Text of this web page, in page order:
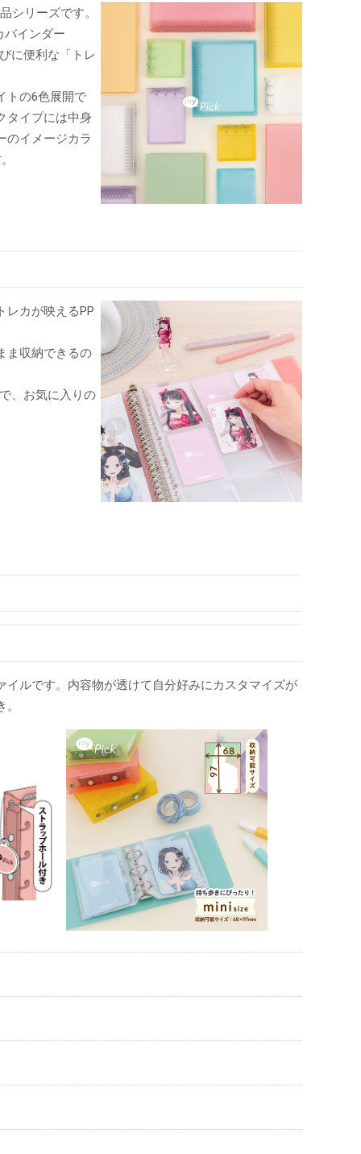
シリーズです。
バインダー
に便利な「トレ
トの6色展開で
タイプには中身
のイメージカラ
レカが映えるPP
ま収納できるの
、お気に入りの
ルです。内容物が透けて自分好みにカスタマイズが